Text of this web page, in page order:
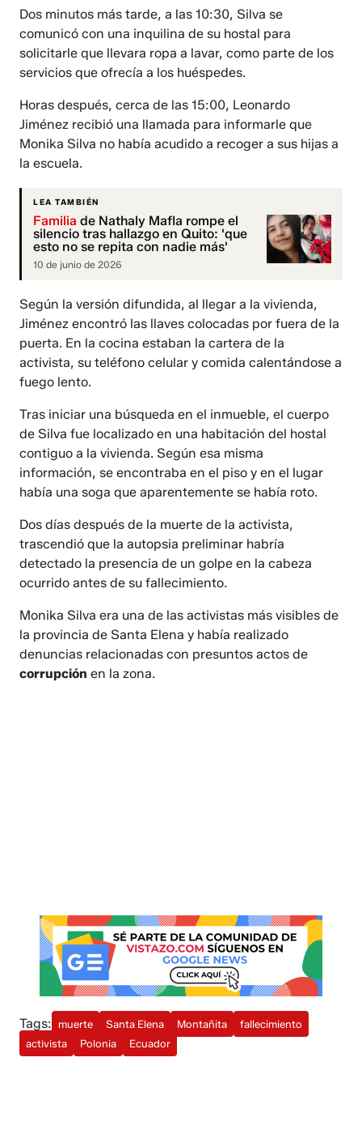
Dos minutos más tarde, a las 10:30, Silva se
comunicó con una inquilina de su hostal para
solicitarle que llevara ropa a lavar, como parte de los
servicios que ofrecía a los huéspedes.
Horas después, cerca de las 15:00, Leonardo
Jiménez recibió una llamada para informarle que
Monika Silva no había acudido a recoger a sus hijas a
la escuela.
LEA TAMBIÉN
Familia de Nathaly Mafla rompe el
silencio tras hallazgo en Quito: 'que
esto no se repita con nadie más'
10 de junio de 2026
Según la versión difundida, al llegar a la vivienda,
Jiménez encontró las llaves colocadas por fuera de la
puerta. En la cocina estaban la cartera de la
activista, su teléfono celular y comida calentándose a
fuego lento.
Tras iniciar una búsqueda en el inmueble, el cuerpo
de Silva fue localizado en una habitación del hostal
contiguo a la vivienda. Según esa misma
información, se encontraba en el piso y en el lugar
había una soga que aparentemente se había roto.
Dos días después de la muerte de la activista,
trascendió que la autopsia preliminar habría
detectado la presencia de un golpe en la cabeza
ocurrido antes de su fallecimiento.
Monika Silva era una de las activistas más visibles de
la provincia de Santa Elena y había realizado
denuncias relacionadas con presuntos actos de
corrupción en la zona.
Tags: muerte Santa Elena Montañita
fallecimiento
activista
Polonia Ecuador